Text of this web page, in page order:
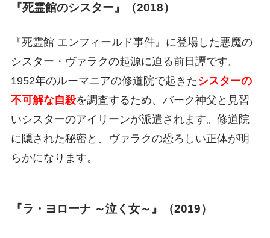
『死霊館のシスター』（2018）
『死霊館 エンフィールド事件』に登場した悪魔の
シスター・ヴァラクの起源に迫る前日譚です。
1952年のルーマニアの修道院で起きたシスターの
不可解な自殺を調査するため、バーク神父と見習
いシスターのアイリーンが派遣されます。修道院
に隠された秘密と、ヴァラクの恐ろしい正体が明
らかになります。
『ラ・ヨローナ ～泣く女～』（2019）